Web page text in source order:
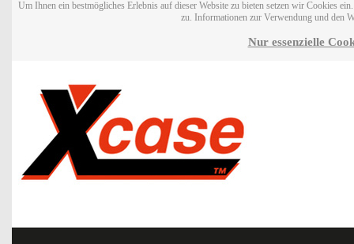
Um Ihnen ein bestmögliches Erlebnis auf dieser Website zu bieten setzen wir Cookies
zu. Informationen zur Verwendung und den
Nur essenzielle